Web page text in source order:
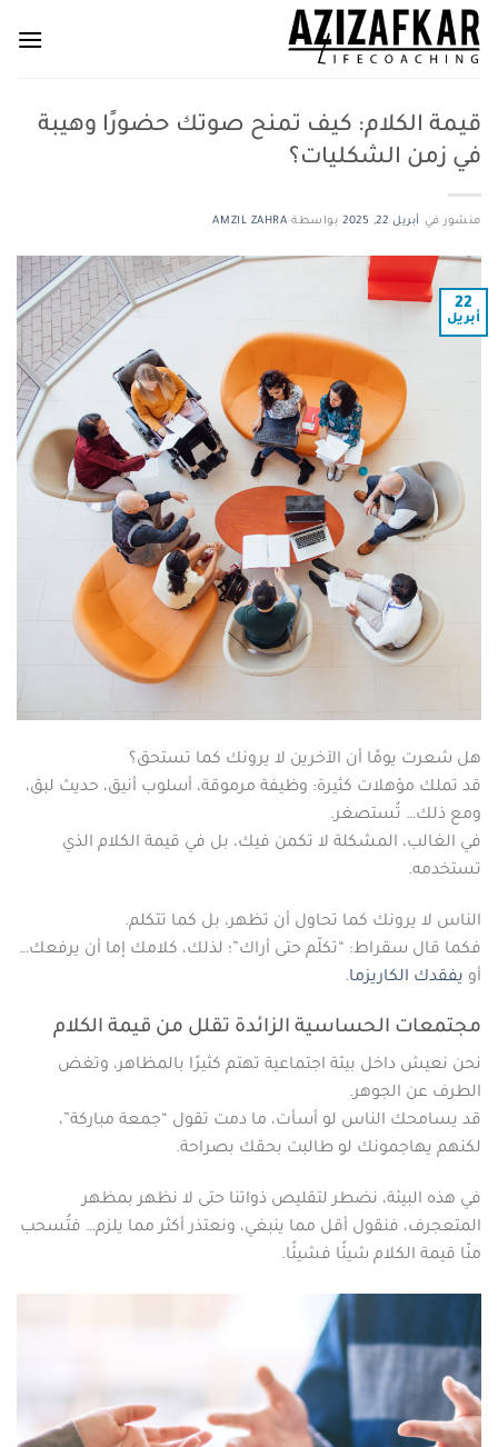
تخطي
للمحتوى
قيمة الكلام: كيف تمنح صوتك حضورًا وهيبة
في زمن الشكليات؟
منشور في أبريل 22, 2025 بواسطة AMZIL ZAHRA
22
أبريل
هل شعرت يومًا أن الآخرين لا يرونك كما تستحق؟
قد تملك مؤهلات كثيرة: وظيفة مرموقة، أسلوب أنيق، حديث لبق،
ومع ذلك… تُستصغر.
في الغالب، المشكلة لا تكمن فيك، بل في قيمة الكلام الذي
تستخدمه.
الناس لا يرونك كما تحاول أن تظهر، بل كما تتكلم.
فكما قال سقراط: “تكلّم حتى أراك”؛ لذلك، كلامك إما أن يرفعك…
أو يفقدك الكاريزما.
مجتمعات الحساسية الزائدة تقلل من قيمة الكلام
نحن نعيش داخل بيئة اجتماعية تهتم كثيرًا بالمظاهر، وتغض
الطرف عن الجوهر.
قد يسامحك الناس لو أسأت، ما دمت تقول “جمعة مباركة”،
لكنهم يهاجمونك لو طالبت بحقك بصراحة.
في هذه البيئة، نضطر لتقليص ذواتنا حتى لا نظهر بمظهر
المتعجرف، فنقول أقل مما ينبغي، ونعتذر أكثر مما يلزم… فتُسحب
منّا قيمة الكلام شيئًا فشيئًا.